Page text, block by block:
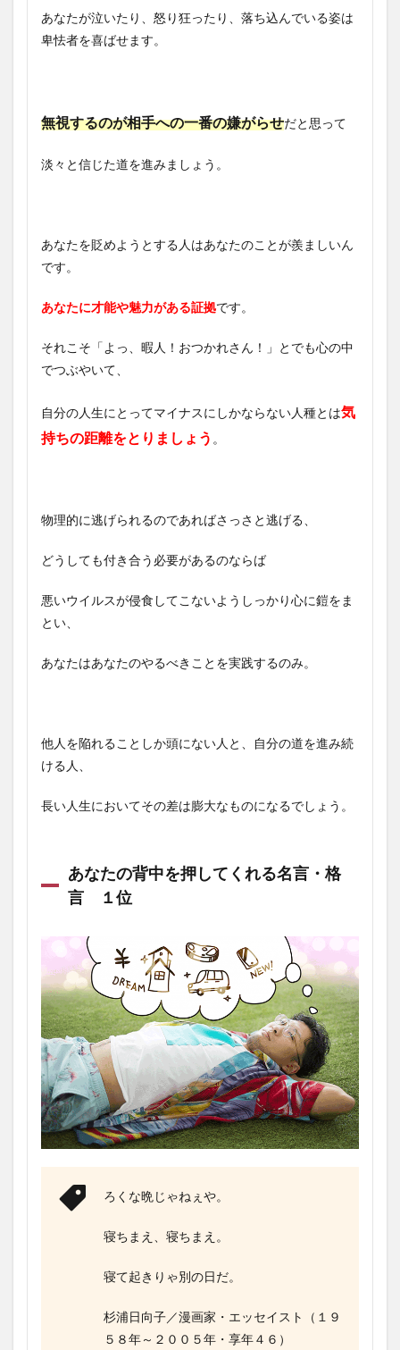
あなたが泣いたり、怒り狂ったり、落ち込んでいる姿は
卑怯者を喜ばせます。
無視するのが相手への一番の嫌がらせだと思って
淡々と信じた道を進みましょう。
あなたを貶めようとする人はあなたのことが羨ましいん
です。
あなたに才能や魅力がある証拠です。
それこそ「よっ、暇人！おつかれさん！」とでも心の中
でつぶやいて、
自分の人生にとってマイナスにしかならない人種とは気
持ちの距離をとりましょう 。
物理的に逃げられるのであればさっさと逃げる、
どうしても付き合う必要があるのならば
悪いウイルスが侵食してこないようしっかり心に鎧をま
とい、
あなたはあなたのやるべきことを実践するのみ。
他人を陥れることしか頭にない人と、自分の道を進み続
ける人、
長い人生においてその差は膨大なものになるでしょう。
あなたの背中を押してくれる名言・格
言 １位
ろくな晩じゃねぇや。
寝ちまえ、寝ちまえ。
寝て起きりゃ別の日だ。
杉浦日向子／漫画家・エッセイスト（１９
５８年～２００５年・享年４６）